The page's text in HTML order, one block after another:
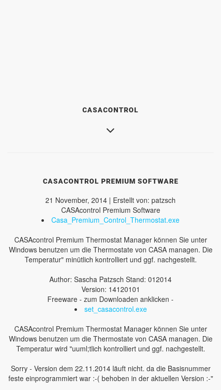
CASACONTROL
CASACONTROL PREMIUM SOFTWARE
21 November, 2014 | Erstellt von: patzsch
CASAcontrol Premium Software
Casa_Premium_Control_Thermostat.exe
CASAcontrol Premium Thermostat Manager können Sie unter
Windows benutzen um die Thermostate von CASA managen. Die
Temperatur" minütlich kontrolliert und ggf. nachgestellt.
Author: Sascha Patzsch Stand: 012014
Version: 14120101
Freeware - zum Downloaden anklicken -
set_casacontrol.exe
CASAcontrol Premium Thermostat Manager können Sie unter
Windows benutzen um die Thermostate von CASA managen. Die
Temperatur wird "uuml;tlich kontrolliert und ggf. nachgestellt.
Sorry - Version dem 22.11.2014 läuft nicht. da die Basisnummer
feste einprogrammiert war :-( behoben in der aktuellen Version :-"